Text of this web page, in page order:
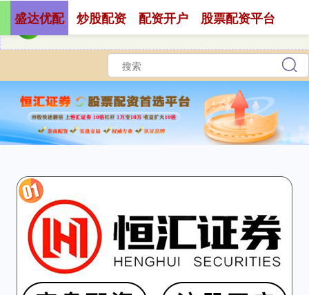
盛达优配 炒股配资 配资开户 股票配资平台